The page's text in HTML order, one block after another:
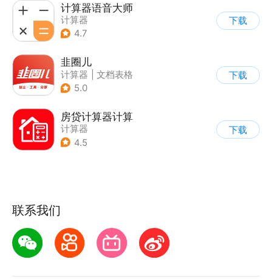
计算器语音大师
计算器
4.7
下载
韭圈儿
计算器
文档表格
| 其他
5.0
下载
房贷计算器计算
计算器
4.5
下载
联系我们